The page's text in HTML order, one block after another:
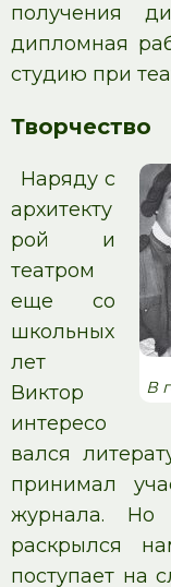
получения
дипломная
студию при
Творчество
В
Наряду с
архитекту
рой и
театром
еще со
школьных
лет
Виктор
интересо
вался
принимал
журнала. Но
раскрылся
поступает на